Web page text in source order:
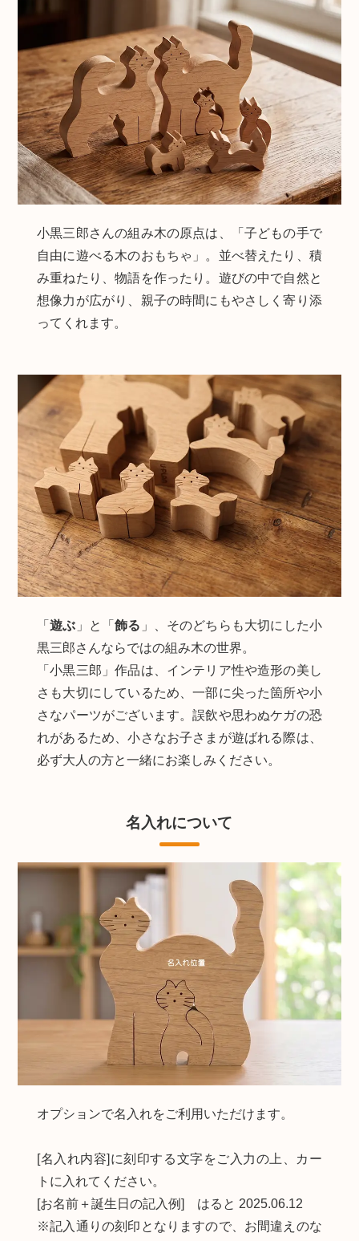
小黒三郎さんの組み木の原点は、「子どもの手で
自由に遊べる木のおもちゃ」。並べ替えたり、積
み重ねたり、物語を作ったり。遊びの中で自然と
想像力が広がり、親子の時間にもやさしく寄り添
ってくれます。
「遊ぶ 」と「飾る 」、そのどちらも大切にした小
黒三郎さんならではの組み木の世界。
「小黒三郎」作品は、インテリア性や造形の美し
さも大切にしているため、一部に尖った箇所や小
さなパーツがございます。誤飲や思わぬケガの恐
れがあるため、小さなお子さまが遊ばれる際は、
必ず大人の方と一緒にお楽しみください。
名入れについて
オプションで名入れをご利用いただけます。
[名入れ内容]に刻印する文字をご入力の上、カー
トに入れてください。
[お名前＋誕生日の記入例] はると 2025.06.12
※記入通りの刻印となりますので、お間違えのな